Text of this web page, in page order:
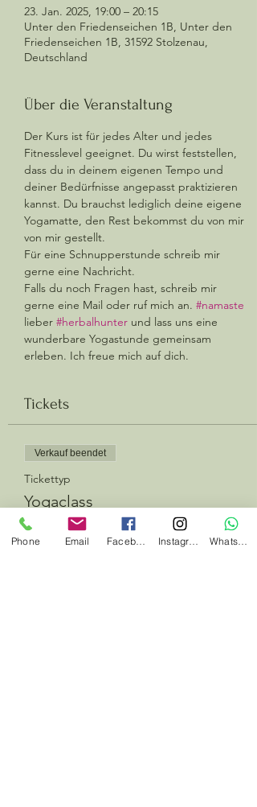
23. Jan. 2025, 19:00 – 20:15
Unter den Friedenseichen 1B, Unter den
Friedenseichen 1B, 31592 Stolzenau,
Deutschland
Über die Veranstaltung
Der Kurs ist für jedes Alter und jedes
Fitnesslevel geeignet. Du wirst feststellen,
dass du in deinem eigenen Tempo und
deiner Bedürfnisse angepasst praktizieren
kannst. Du brauchst lediglich deine eigene
Yogamatte, den Rest bekommst du von mir
von mir gestellt.
Für eine Schnupperstunde schreib mir
gerne eine Nachricht.
Falls du noch Fragen hast, schreib mir
gerne eine Mail oder ruf mich an. #namaste
lieber #herbalhunter und lass uns eine
wunderbare Yogastunde gemeinsam
erleben. Ich freue mich auf dich.
Tickets
Verkauf beendet
Tickettyp
Yogaclass
Preis
Phone Email